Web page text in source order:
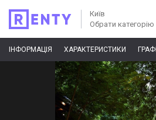
Київ
Обрати категорію
ІНФОРМАЦІЯ ХАРАКТЕРИСТИКИ